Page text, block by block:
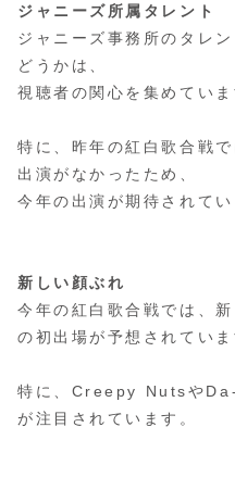
ジャニーズ所属タレント
ジャニーズ事務所のタレ
どうかは、
視聴者の関心を集めていま
特に、昨年の紅白歌合戦
出演がなかったため、
今年の出演が期待されてい
新しい顔ぶれ
今年の紅白歌合戦では、
の初出場が予想されていま
特に、Creepy NutsやDa-
が注目されています。